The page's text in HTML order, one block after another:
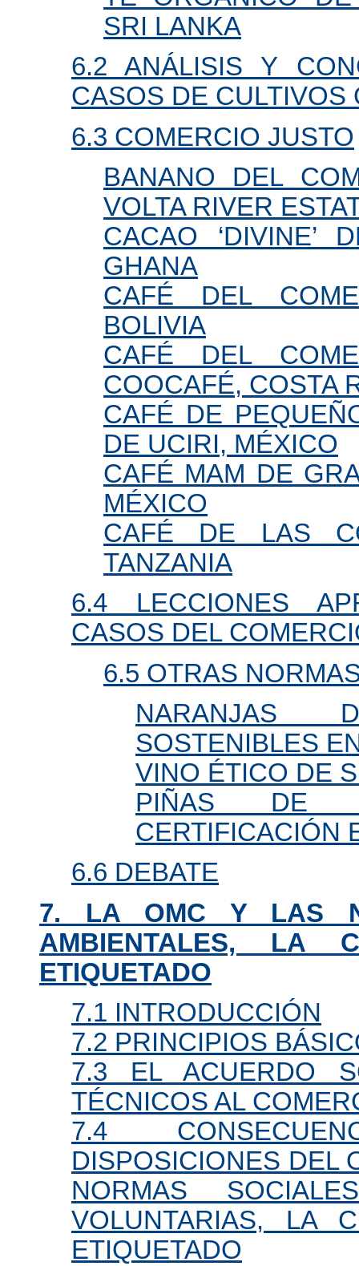
SRI LANKA
6.2 ANÁLISIS Y
CASOS DE CULTIVOS
6.3 COMERCIO JUSTO
BANANO DEL
VOLTA RIVER
CACAO ‘DIVINE’
GHANA
CAFÉ DEL
BOLIVIA
CAFÉ DEL
COOCAFÉ, COSTA
CAFÉ DE
DE UCIRI, MÉXICO
CAFÉ MAM DE
MÉXICO
CAFÉ DE LAS
TANZANIA
6.4 LECCIONES
CASOS DEL
6.5 OTRAS
NARANJAS
SOSTENIBLES
VINO ÉTICO DE
PIÑAS DE
CERTIFICACIÓN
6.6 DEBATE
7. LA OMC Y LAS
AMBIENTALES, LA
ETIQUETADO
7.1 INTRODUCCIÓN
7.2 PRINCIPIOS
7.3 EL ACUERDO
TÉCNICOS AL
7.4
DISPOSICIONES DEL
NORMAS
VOLUNTARIAS, LA
ETIQUETADO